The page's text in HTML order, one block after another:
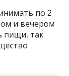
по 2
и вечером
пищи, так